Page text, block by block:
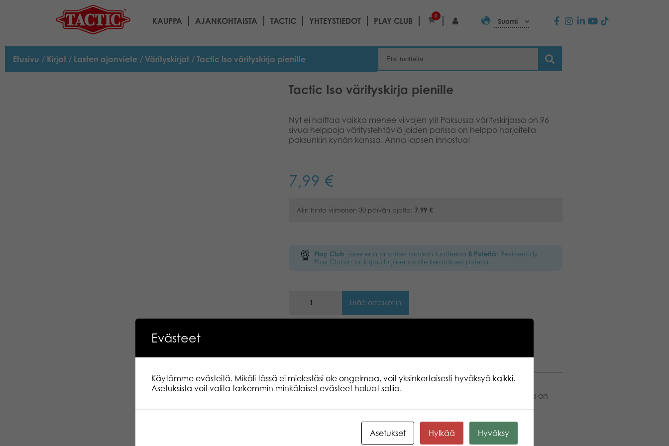
KAUPPA AJANKOHTAISTA TACTIC YHTEYSTIEDOT PLAY CLUB
0
Suomi
Etusivu / Kirjat / Lasten ajanviete / Värityskirjat / Tactic Iso värityskirja pienille
Tactic Iso värityskirja pienille
Nyt ei haittaa vaikka menee viivojen yli! Paksussa värityskirjassa on 96
sivua helppoja väritystehtäviä joiden parissa on helppo harjoitella
paksunkin kynän kanssa. Anna lapsen innostua!
7,99 €
Alin hinta viimeisen 30 päivän ajalta: 7,99 €
Play Club -jäsenenä ansaitset tästäkin tuotteesta 8 Pistettä! Rekisteröidy
Play Clubiin tai kirjaudu jäsensivuille kerätäksesi pisteitä.
Lisää ostoskoriin
Nyt ei haittaa vaikka menee viivojen yli! Paksussa värityskirjassa on
Helppoja väritystehtäviä.
Evästeet
Käytämme evästeitä. Mikäli tässä ei mielestäsi ole ongelmaa, voit yksinkertaisesti hyväksyä kaikki.
Asetuksista voit valita tarkemmin minkälaiset evästeet haluat sallia.
Asetukset Hylkää Hyväksy